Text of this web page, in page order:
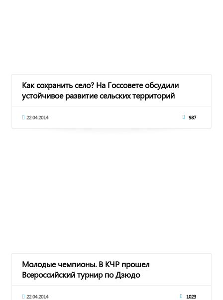
Как сохранить село? На Госсовете обсудили
устойчивое развитие сельских территорий
22.04.2014 987
Молодые чемпионы. В КЧР прошел
Всероссийский турнир по Дзюдо
22.04.2014 1023